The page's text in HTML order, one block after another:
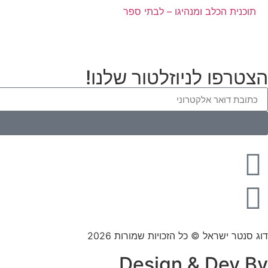
תוכנית הכלב ומנהיגו – לבתי ספר
הצטרפו לניוזלטור שלנו!
דוג סנטר ישראל © כל הזכויות שמורות 2026